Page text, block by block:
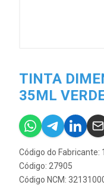
TINTA
35ML
Código do Fabricante:
Código: 27905
Código NCM: